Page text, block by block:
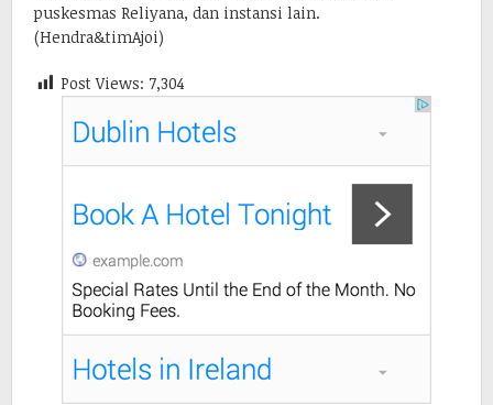
puskesmas Reliyana, dan instansi lain.
(Hendra&timAjoi)
Post Views: 7,304